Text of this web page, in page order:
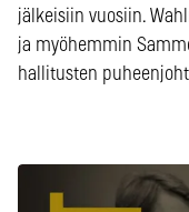
jälkeisiin vuosiin.
ja myöhemmin
hallitusten